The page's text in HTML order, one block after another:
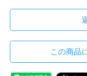
この商品